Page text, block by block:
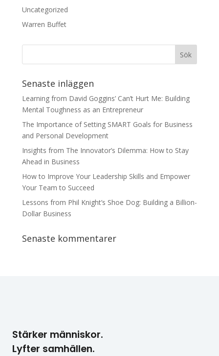
Uncategorized
Warren Buffet
Senaste inläggen
Learning from David Goggins’ Can’t Hurt Me: Building
Mental Toughness as an Entrepreneur
The Importance of Setting SMART Goals for Business
and Personal Development
Insights from The Innovator’s Dilemma: How to Stay
Ahead in Business
How to Improve Your Leadership Skills and Empower
Your Team to Succeed
Lessons from Phil Knight’s Shoe Dog: Building a Billion-
Dollar Business
Senaste kommentarer
Stärker människor.
Lyfter samhällen.